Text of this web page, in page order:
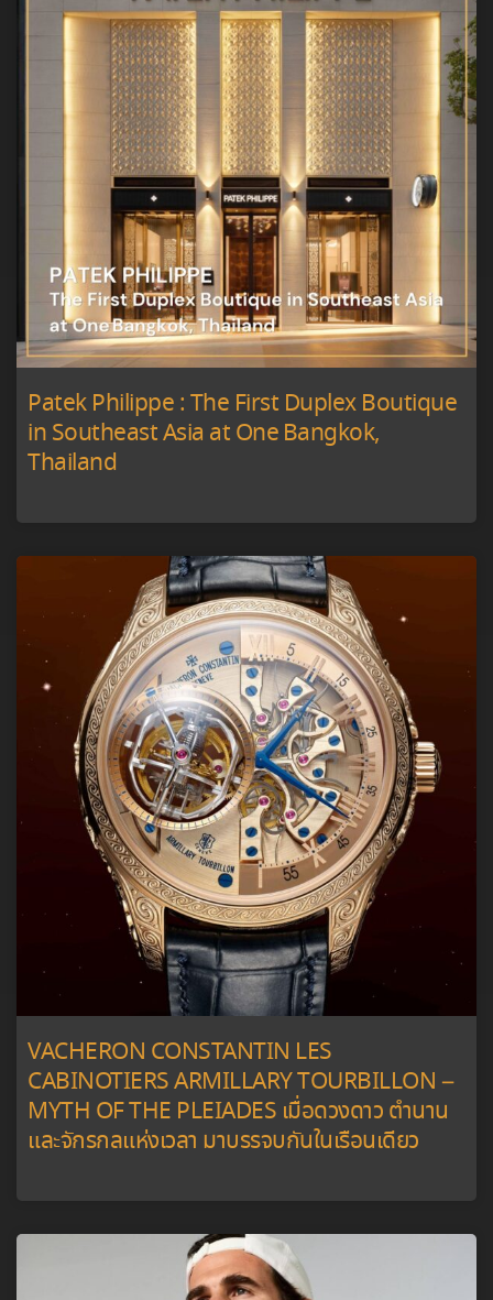
Patek Philippe : The First Duplex Boutique
in Southeast Asia at One Bangkok,
Thailand
VACHERON CONSTANTIN LES
CABINOTIERS ARMILLARY TOURBILLON –
MYTH OF THE PLEIADES เมื่อดวงดาว ตำนาน
และจักรกลแห่งเวลา มาบรรจบกันในเรือนเดียว